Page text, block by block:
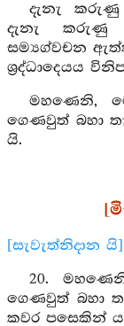
දැනැ කරුණු
දැනැ කරුණු
සම්‍යග්වචන
ශ්‍රද්ධාදෙයය
මහණෙනි,
ගෙණවුත් බහා
යි.
[සැවැත්නිදාන යි]
20.
ගෙණවුත් බහා
කවර පසෙකින්